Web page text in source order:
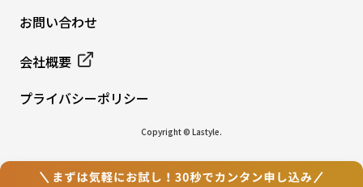
お問い合わせ
会社概要
プライバシーポリシー
Copyright © Lastyle.